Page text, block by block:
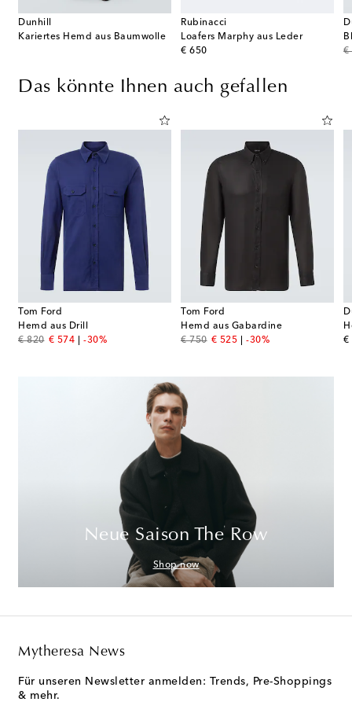
Dunhill
Kariertes Hemd aus Baumwolle
Rubinacci
Loafers Marphy aus Leder
€ 650
original price
€
Das könnte Ihnen auch gefallen
Tom Ford
Hemd aus Drill
€ 820
original price
€ 574
discount price
-30%
Tom Ford
Hemd aus Gabardine
€ 750
original price
€ 525
discount price
-30%
€
Neue Saison The Row
Shop now
Mytheresa News
Für unseren Newsletter anmelden: Trends, Pre-Shoppings
& mehr.